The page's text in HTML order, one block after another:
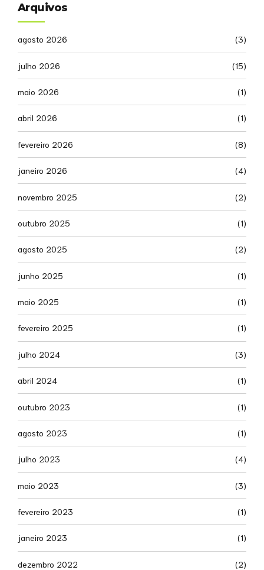
Arquivos
agosto 2026 (3)
julho 2026 (15)
maio 2026 (1)
abril 2026 (1)
fevereiro 2026 (8)
janeiro 2026 (4)
novembro 2025 (2)
outubro 2025 (1)
agosto 2025 (2)
junho 2025 (1)
maio 2025 (1)
fevereiro 2025 (1)
julho 2024 (3)
abril 2024 (1)
outubro 2023 (1)
agosto 2023 (1)
julho 2023 (4)
maio 2023 (3)
fevereiro 2023 (1)
janeiro 2023 (1)
dezembro 2022 (2)